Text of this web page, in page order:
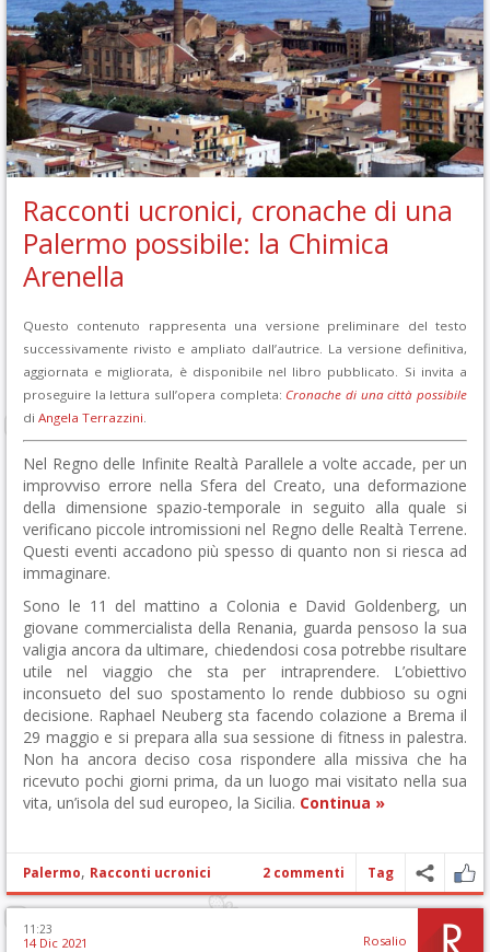
Racconti ucronici, cronache di una
Palermo possibile: la Chimica
Arenella
Questo contenuto rappresenta una versione preliminare del testo
successivamente rivisto e ampliato dall’autrice. La versione definitiva,
aggiornata e migliorata, è disponibile nel libro pubblicato. Si invita a
proseguire la lettura sull’opera completa: Cronache di una città possibile
di Angela Terrazzini
Nel Regno delle Infinite Realtà Parallele a volte accade, per un
improvviso errore nella Sfera del Creato, una deformazione
della dimensione spazio-temporale in seguito alla quale si
verificano piccole intromissioni nel Regno delle Realtà Terrene.
Questi eventi accadono più spesso di quanto non si riesca ad
immaginare.
Sono le 11 del mattino a Colonia e David Goldenberg, un
giovane commercialista della Renania, guarda pensoso la sua
valigia ancora da ultimare, chiedendosi cosa potrebbe risultare
utile nel viaggio che sta per intraprendere. L’obiettivo
inconsueto del suo spostamento lo rende dubbioso su ogni
decisione. Raphael Neuberg sta facendo colazione a Brema il
29 maggio e si prepara alla sua sessione di fitness in palestra.
Non ha ancora deciso cosa rispondere alla missiva che ha
ricevuto pochi giorni prima, da un luogo mai visitato nella sua
vita, un’isola del sud europeo, la Sicilia. Continua »
Palermo, Racconti ucronici 2 commenti Tag
11:23
14 Dic 2021 Rosalio